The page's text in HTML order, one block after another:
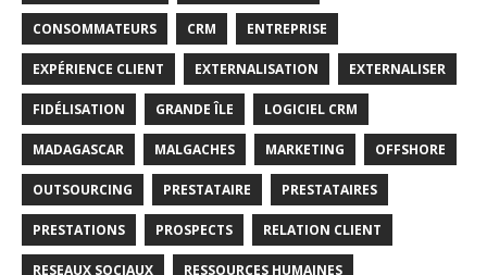
CONSOMMATEURS CRM ENTREPRISE
EXPÉRIENCE CLIENT EXTERNALISATION EXTERNALISER
FIDÉLISATION GRANDE ÎLE LOGICIEL CRM
MADAGASCAR MALGACHES MARKETING OFFSHORE
OUTSOURCING PRESTATAIRE PRESTATAIRES
PRESTATIONS PROSPECTS RELATION CLIENT
RESEAUX SOCIAUX RESSOURCES HUMAINES